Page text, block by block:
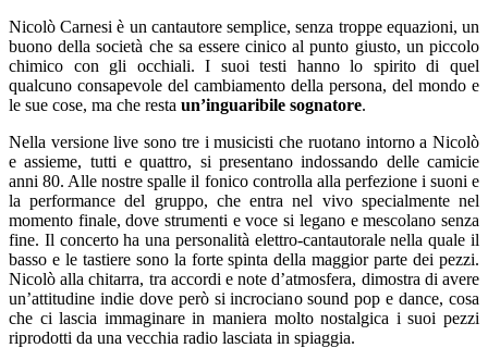
Nicolò Carnesi è un cantautore semplice, senza troppe equazioni, un
buono della società che sa essere cinico al punto giusto, un piccolo
chimico con gli occhiali. I suoi testi hanno lo spirito di quel
qualcuno consapevole del cambiamento della persona, del mondo e
le sue cose, ma che resta un’inguaribile sognatore.
Nella versione live sono tre i musicisti che ruotano intorno a Nicolò
e assieme, tutti e quattro, si presentano indossando delle camicie
anni 80. Alle nostre spalle il fonico controlla alla perfezione i suoni e
la performance del gruppo, che entra nel vivo specialmente nel
momento finale, dove strumenti e voce si legano e mescolano senza
fine. Il concerto ha una personalità elettro-cantautorale nella quale il
basso e le tastiere sono la forte spinta della maggior parte dei pezzi.
Nicolò alla chitarra, tra accordi e note d’atmosfera, dimostra di avere
un’attitudine indie dove però si incrociano sound pop e dance, cosa
che ci lascia immaginare in maniera molto nostalgica i suoi pezzi
riprodotti da una vecchia radio lasciata in spiaggia.